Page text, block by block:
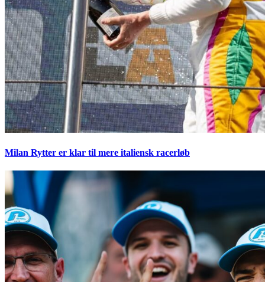
Milan Rytter er klar til mere italiensk racerløb